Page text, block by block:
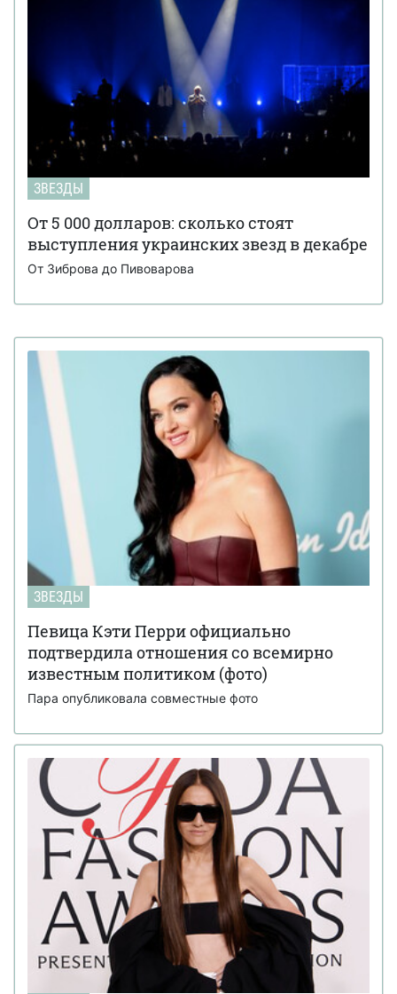
ЗВЕЗДЫ
От 5 000 долларов: сколько стоят
выступления украинских звезд в декабре
От Зиброва до Пивоварова
ЗВЕЗДЫ
Певица Кэти Перри официально
подтвердила отношения со всемирно
известным политиком (фото)
Пара опубликовала совместные фото